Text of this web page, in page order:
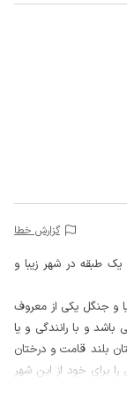
گزارش خطا
طبقه در شهر زیبا و
و جنگل یکی از معروف
باشد و با رانندگی و یا
بلند قامت و درختان
برای خود از این شهر